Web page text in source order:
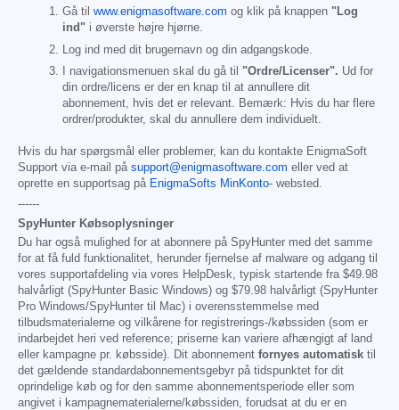
Gå til www.enigmasoftware.com og klik på knappen "Log
ind" i øverste højre hjørne.
Log ind med dit brugernavn og din adgangskode.
I navigationsmenuen skal du gå til "Ordre/Licenser". Ud for
din ordre/licens er der en knap til at annullere dit
abonnement, hvis det er relevant. Bemærk: Hvis du har flere
ordrer/produkter, skal du annullere dem individuelt.
Hvis du har spørgsmål eller problemer, kan du kontakte EnigmaSoft
Support via e-mail på support@enigmasoftware.com eller ved at
oprette en supportsag på EnigmaSofts MinKonto- websted.
------
SpyHunter Købsoplysninger
Du har også mulighed for at abonnere på SpyHunter med det samme
for at få fuld funktionalitet, herunder fjernelse af malware og adgang til
vores supportafdeling via vores HelpDesk, typisk startende fra $49.98
halvårligt (SpyHunter Basic Windows) og $79.98 halvårligt (SpyHunter
Pro Windows/SpyHunter til Mac) i overensstemmelse med
tilbudsmaterialerne og vilkårene for registrerings-/købssiden (som er
indarbejdet heri ved reference; priserne kan variere afhængigt af land
eller kampagne pr. købsside). Dit abonnement fornyes automatisk til
det gældende standardabonnementsgebyr på tidspunktet for dit
oprindelige køb og for den samme abonnementsperiode eller som
angivet i kampagnematerialerne/købssiden, forudsat at du er en